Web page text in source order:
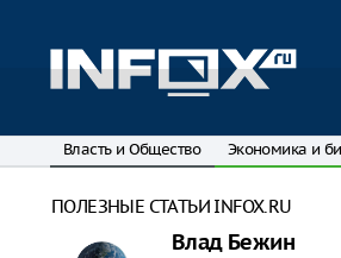
Власть и Общество Экономика и
ПОЛЕЗНЫЕ СТАТЬИ INFOX.RU
Влад Бежин